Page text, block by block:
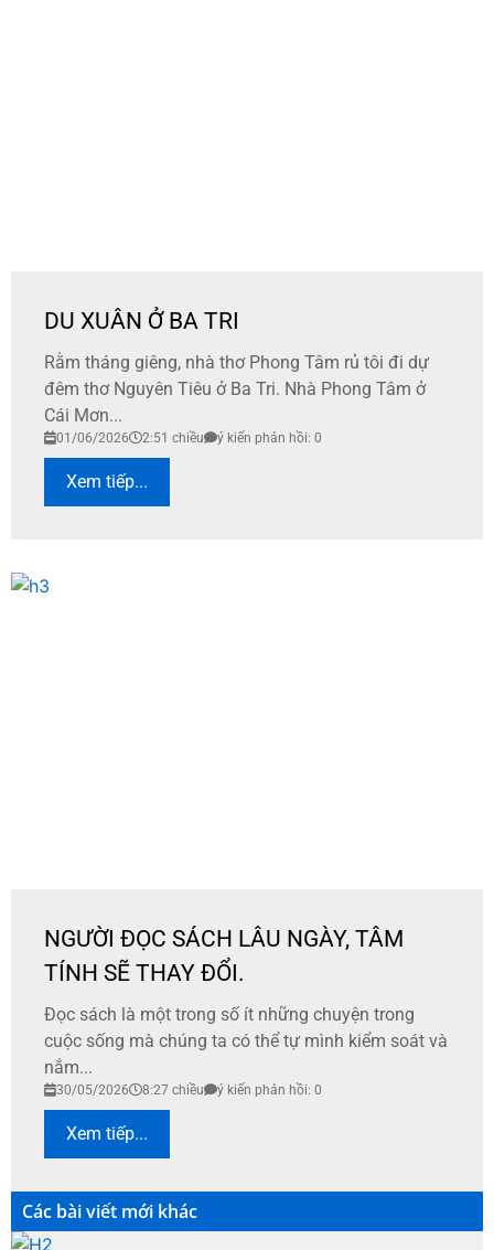
DU XUÂN Ở BA TRI
Rằm tháng giêng, nhà thơ Phong Tâm rủ tôi đi dự
đêm thơ Nguyên Tiêu ở Ba Tri. Nhà Phong Tâm ở
Cái Mơn...
01/06/2026 2:51 chiều ý kiến phản hồi: 0
Xem tiếp...
NGƯỜI ĐỌC SÁCH LÂU NGÀY, TÂM
TÍNH SẼ THAY ĐỔI.
Đọc sách là một trong số ít những chuyện trong
cuộc sống mà chúng ta có thể tự mình kiểm soát và
nắm...
30/05/2026 8:27 chiều ý kiến phản hồi: 0
Xem tiếp...
Các bài viết mới khác